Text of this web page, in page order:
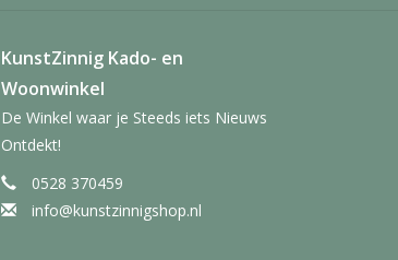
KunstZinnig Kado- en
Woonwinkel
De Winkel waar je Steeds iets Nieuws
Ontdekt!
0528 370459
info@kunstzinnigshop.nl